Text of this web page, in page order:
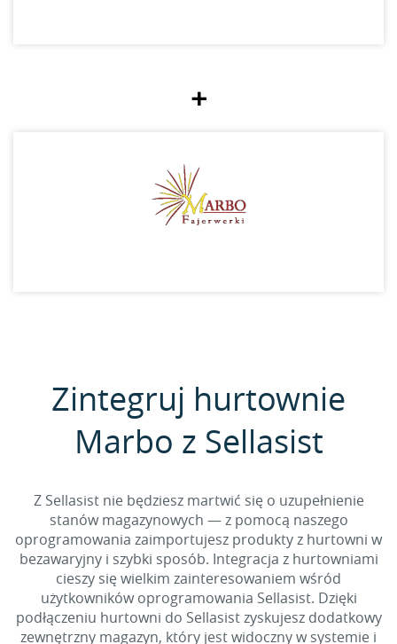
+
Zintegruj hurtownie
Marbo z Sellasist
Z Sellasist nie będziesz martwić się o uzupełnienie
stanów magazynowych — z pomocą naszego
oprogramowania zaimportujesz produkty z hurtowni w
bezawaryjny i szybki sposób. Integracja z hurtowniami
cieszy się wielkim zainteresowaniem wśród
użytkowników oprogramowania Sellasist. Dzięki
podłączeniu hurtowni do Sellasist zyskujesz dodatkowy
zewnętrzny magazyn, który jest widoczny w systemie i